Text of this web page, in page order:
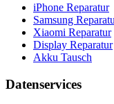
iPhone Reparatur
Samsung
Xiaomi Reparatur
Display Reparatur
Akku Tausch
Datenservices